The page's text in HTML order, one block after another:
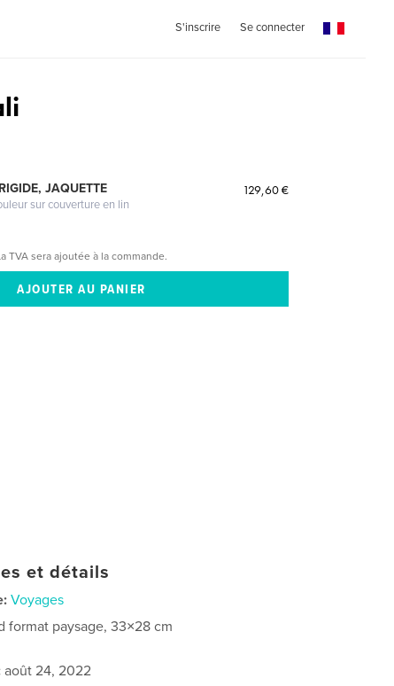
S'inscrire Se connecter
JAQUETTE
sur couverture en lin
129,60 €
TVA sera ajoutée à la commande.
et détails
Voyages
format paysage, 33×28 cm
août 24, 2022